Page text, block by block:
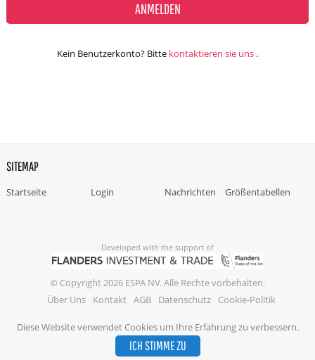
Diese Website verwendet Cookies um Ihre Erfahrung zu verbessern.
ICH STIMME ZU
ANMELDEN
Kein Benutzerkonto? Bitte kontaktieren sie uns .
SITEMAP
Startseite Login Nachrichten Größentabellen
Developed with the support of
© Copyright 2026 ESPA NV. Alle Rechte vorbehalten.
Über Uns
Kontakt AGB Datenschutz Cookie-Politik